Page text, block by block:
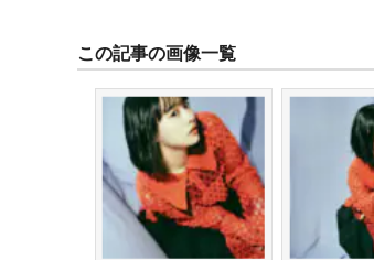
この記事の画像一覧